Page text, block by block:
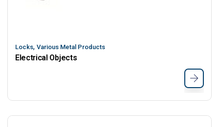
Locks, Various Metal Products
Electrical Objects